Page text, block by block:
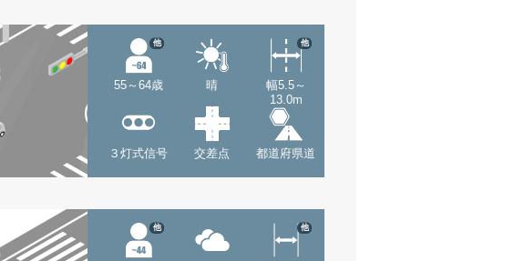
55～64歳
他
晴
幅5.5～
13.0m
他
３灯式信号 交差点 都道府県道
他 他